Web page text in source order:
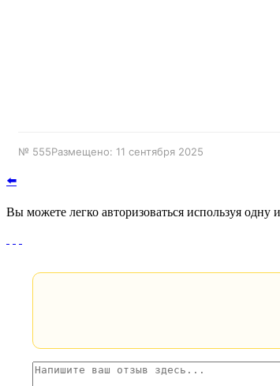
№ 555Размещено: 11 сентября 2025
⬅️
Вы можете легко авторизоваться используя